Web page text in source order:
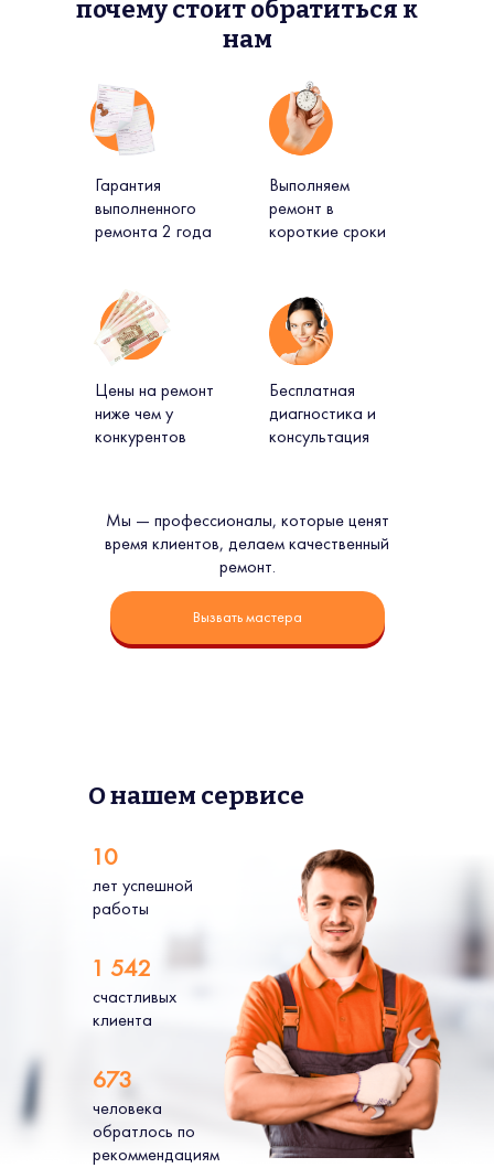
почему стоит обратиться к
нам
Мы — профессионалы, которые ценят
время клиентов, делаем качественный
ремонт.
Гарантия
выполненного
ремонта 2 года
Выполняем
ремонт в
короткие сроки
Цены на ремонт
ниже чем у
конкурентов
Бесплатная
диагностика и
консультация
Вызвать мастера
О нашем сервисе
лет успешной
работы
10
счастливых
клиента
1 542
человека
обратлось по
рекоммендациям
673